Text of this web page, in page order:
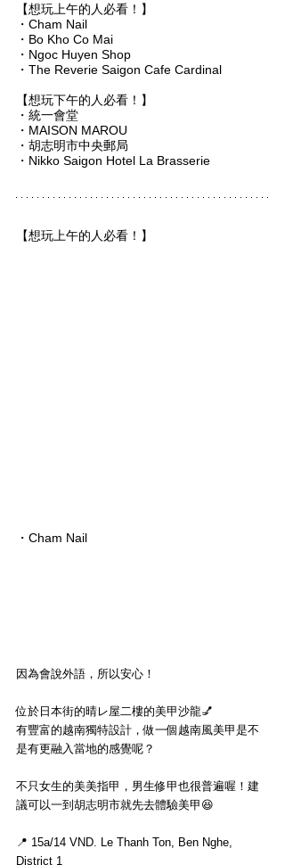
【想玩上午的人必看！】
・Cham Nail
・Bo Kho Co Mai
・Ngoc Huyen Shop
・The Reverie Saigon Cafe Cardinal
【想玩下午的人必看！】
・統一會堂
・MAISON MAROU
・胡志明市中央郵局
・Nikko Saigon Hotel La Brasserie
【想玩上午的人必看！】
・Cham Nail
因為會說外語，所以安心！
位於日本街的晴レ屋二樓的美甲沙龍💅
有豐富的越南獨特設計，做一個越南風美甲是不
是有更融入當地的感覺呢？
不只女生的美美指甲，男生修甲也很普遍喔！建
議可以一到胡志明市就先去體驗美甲😆
📍 15a/14 VND. Le Thanh Ton, Ben Nghe,
District 1